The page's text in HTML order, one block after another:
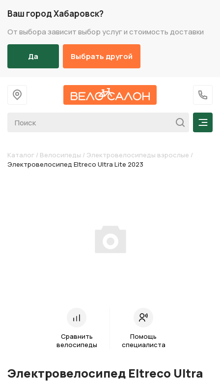
Ваш город Хабаровск?
От выбора зависит выбор услуг и стоимость доставки
Да Выбрать другой
На главную
+7
Каталог / Велосипеды / Электровелосипеды взрослые /
Электровелосипед Eltreco Ultra Lite 2023
Сравнить
велосипеды
Помощь
специалиста
Электровелосипед Eltreco Ultra